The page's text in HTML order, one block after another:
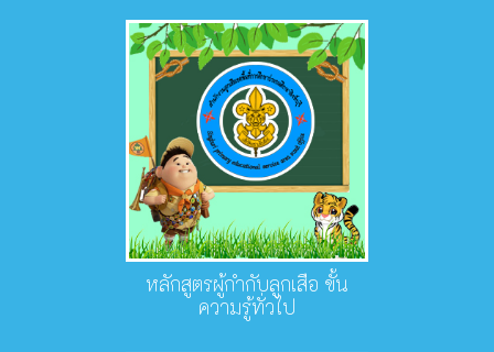
หลักสูตรผู้กำกับลูกเสือ ขั้น
ความรู้ทั่วไป